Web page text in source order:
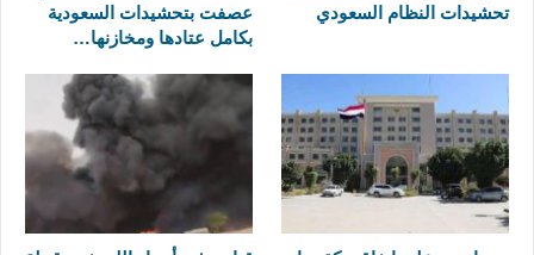
تحشيدات النظام السعودي
عصفت بتحشيدات السعودية
بكامل عتادها ومخازنها…